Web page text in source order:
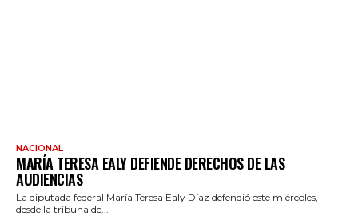
NACIONAL
MARÍA TERESA EALY DEFIENDE DERECHOS DE LAS
AUDIENCIAS
La diputada federal María Teresa Ealy Díaz defendió este miércoles,
desde la tribuna de...